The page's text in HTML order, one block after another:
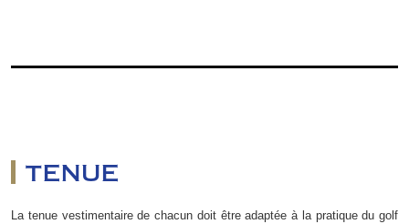
TENUE
La tenue vestimentaire de chacun doit être adaptée à la pratique du golf